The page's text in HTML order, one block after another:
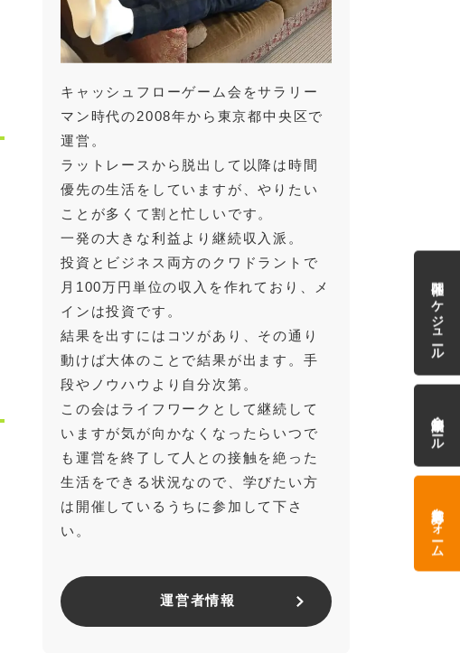
開催スケジュール
参加制限・ルール
参加応募フォーム
キャッシュフローゲーム会をサラリー
マン時代の2008年から東京都中央区で
運営。
ラットレースから脱出して以降は時間
優先の生活をしていますが、やりたい
ことが多くて割と忙しいです。
一発の大きな利益より継続収入派。
投資とビジネス両方のクワドラントで
月100万円単位の収入を作れており、メ
インは投資です。
結果を出すにはコツがあり、その通り
動けば大体のことで結果が出ます。手
段やノウハウより自分次第。
この会はライフワークとして継続して
いますが気が向かなくなったらいつで
も運営を終了して人との接触を絶った
生活をできる状況なので、学びたい方
は開催しているうちに参加して下さ
い。
運営者情報